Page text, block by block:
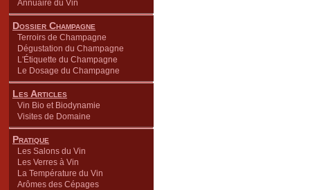
Annuaire du Vin
Dossier Champagne
Terroirs de Champagne
Dégustation du Champagne
L'Étiquette du Champagne
Le Dosage du Champagne
Les Articles
Vin Bio et Biodynamie
Visites de Domaine
Pratique
Les Salons du Vin
Les Verres à Vin
La Température du Vin
Arômes des Cépages